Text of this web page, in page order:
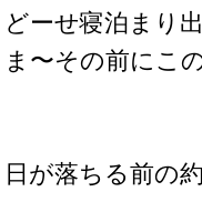
どーせ寝泊まり
ま〜その前にこ
日が落ちる前の